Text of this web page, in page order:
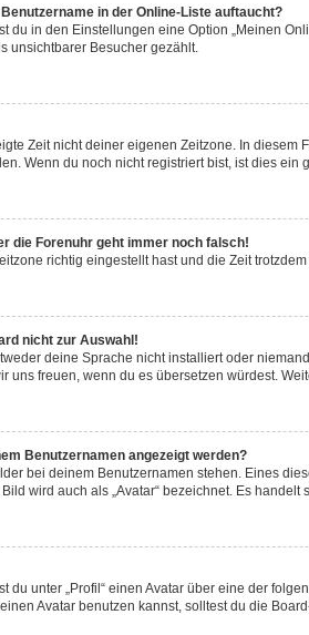
in der Online-Liste auftaucht?
du in den Einstellungen eine Option „Meinen
unsichtbarer Besucher gezählt.
Zeit nicht deiner eigenen Zeitzone. In
Wenn du noch nicht registriert bist, ist dies ein
die Forenuhr geht immer noch falsch!
richtig eingestellt hast und die Zeit
nicht zur Auswahl!
deine Sprache nicht installiert oder
uns freuen, wenn du es übersetzen würdest.
Benutzernamen angezeigt werden?
bei deinem Benutzernamen stehen. Eines
wird auch als „Avatar“ bezeichnet. Es
du unter „Profil“ einen Avatar über eine der
Avatar benutzen kannst, solltest du die